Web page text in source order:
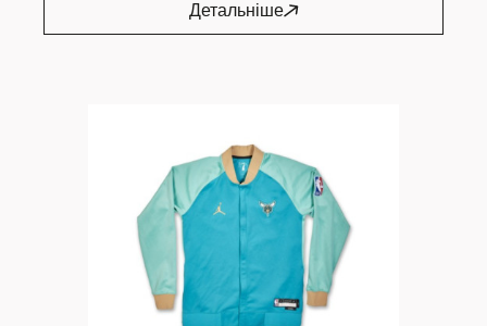
Детальніше